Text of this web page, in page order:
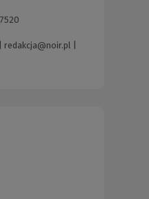
redakcja@noir.pl